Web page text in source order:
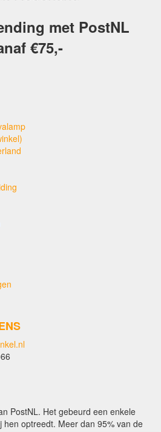
met PostNL
€75,-
PostNL. Het gebeurd een enkele
optreedt. Meer dan 95% van de